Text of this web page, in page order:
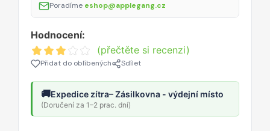
Poradíme eshop@applegang.cz
Hodnocení:
(přečtěte si recenzi)
Přidat do oblíbených Sdílet
🚚Expedice zítra– Zásilkovna - výdejní místo
(Doručení za 1–2 prac. dní)